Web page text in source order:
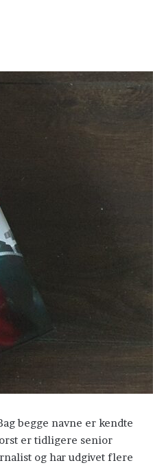
begge navne er kendte
er tidligere senior
og har udgivet flere